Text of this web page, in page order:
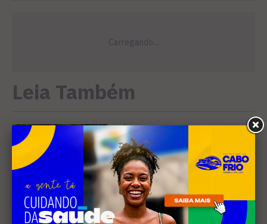
Leia Também
MÚSICA
Banda cabo-friense
Spectrummm apresenta
músicas inéditas no Diveneta
Moto Fest neste sábado (8)
PREJUÍZO
Compradores cobram